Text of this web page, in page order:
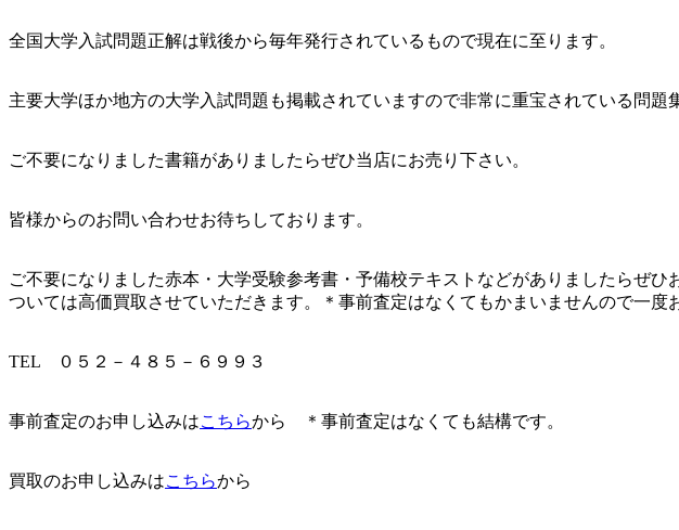
全国大学入試問題正解は戦後から毎年発行されているもので現在に至ります。
主要大学ほか地方の大学入試問題も掲載されていますので非常に重宝されている問題
ご不要になりました書籍がありましたらぜひ当店にお売り下さい。
皆様からのお問い合わせお待ちしております。
ご不要になりました赤本・大学受験参考書・予備校テキストなどがありましたらぜ
ついては高価買取させていただきます。＊事前査定はなくてもかまいませんので一度
TEL ０５２－４８５－６９９３
事前査定のお申し込みはこちらから ＊事前査定はなくても結構です。
買取のお申し込みはこちらから